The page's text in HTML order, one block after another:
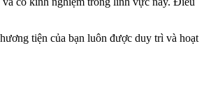
tiện của bạn luôn được duy trì và hoạt